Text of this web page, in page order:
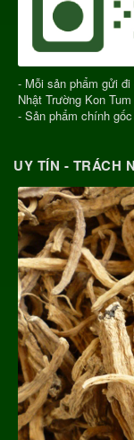
- Mỗi sản phẩm gửi
Nhật Trường Kon Tum
- Sản phẩm chính
UY TÍN - TRÁCH